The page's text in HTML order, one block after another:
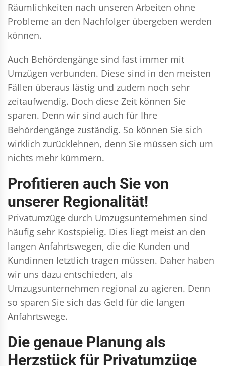
Räumlichkeiten nach unseren Arbeiten ohne
Probleme an den Nachfolger übergeben werden
können.
Auch Behördengänge sind fast immer mit
Umzügen verbunden. Diese sind in den meisten
Fällen überaus lästig und zudem noch sehr
zeitaufwendig. Doch diese Zeit können Sie
sparen. Denn wir sind auch für Ihre
Behördengänge zuständig. So können Sie sich
wirklich zurücklehnen, denn Sie müssen sich um
nichts mehr kümmern.
Profitieren auch Sie von
unserer Regionalität!
Privatumzüge durch Umzugsunternehmen sind
häufig sehr Kostspielig. Dies liegt meist an den
langen Anfahrtswegen, die die Kunden und
Kundinnen letztlich tragen müssen. Daher haben
wir uns dazu entschieden, als
Umzugsunternehmen regional zu agieren. Denn
so sparen Sie sich das Geld für die langen
Anfahrtswege.
Die genaue Planung als
Herzstück für Privatumzüge